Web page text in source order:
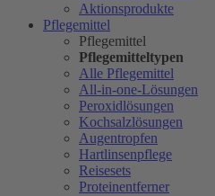
Aktionsprodukte
Pflegemittel
Pflegemittel
Pflegemitteltypen
Alle Pflegemittel
All-in-one-Lösungen
Peroxidlösungen
Kochsalzlösungen
Augentropfen
Hartlinsenpflege
Reisesets
Proteinentferner